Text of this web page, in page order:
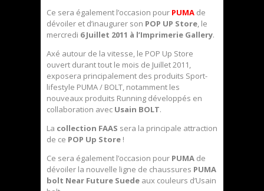
Ce sera également l’occasion pour PUMA de
dévoiler et d’inaugurer son POP UP Store, le
mercredi 6 Juillet 2011 à l’Imprimerie Gallery.
Axé autour de la vitesse, le POP Up Store
ouvert durant tout le mois de Juillet 2011,
exposera principalement des produits Sport-
lifestyle PUMA / BOLT, notamment les
nouveaux produits Running développés en
collaboration avec Usain BOLT.
La collection FAAS sera la principale attraction
de ce POP Up Store !
Ce sera également l’occasion pour PUMA de
dévoiler la nouvelle ligne de chaussures PUMA
bolt Near Future Suede aux couleurs d’Usain